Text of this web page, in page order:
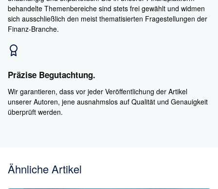
behandelte Themenbereiche sind stets frei gewählt und widmen
sich ausschließlich den meist thematisierten Fragestellungen der
Finanz-Branche.
Präzise Begutachtung.
Wir garantieren, dass vor jeder Veröffentlichung der Artikel
unserer Autoren, jene ausnahmslos auf Qualität und Genauigkeit
überprüft werden.
Ähnliche Artikel